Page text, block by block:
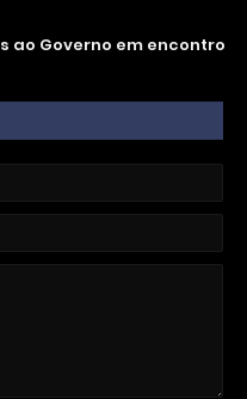
ao Governo em encontro